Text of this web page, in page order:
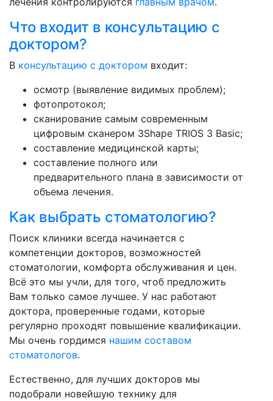
Что входит в консультацию с
доктором?
В консультацию с доктором входит:
осмотр (выявление видимых проблем);
фотопротокол;
сканирование самым современным
цифровым сканером 3Shape TRIOS 3 Basic;
составление медицинской карты;
составление полного или
предварительного плана в зависимости от
объема лечения.
Как выбрать стоматологию?
Поиск клиники всегда начинается с
компетенции докторов, возможностей
стоматологии, комфорта обслуживания и цен.
Всё это мы учли, для того, чтоб предложить
Вам только самое лучшее. У нас работают
доктора, проверенные годами, которые
регулярно проходят повышение квалификации.
Мы очень гордимся нашим составом
стоматологов.
Естественно, для лучших докторов мы
подобрали новейшую технику для